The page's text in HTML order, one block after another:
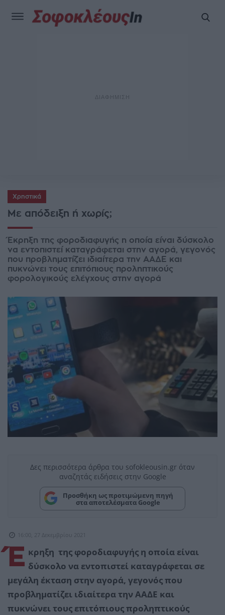
Χρηστικά
Με απόδειξη ή χωρίς;
Έκρηξη της φοροδιαφυγής η οποία είναι δύσκολο
να εντοπιστεί καταγράφεται στην αγορά, γεγονός
που προβληματίζει ιδιαίτερα την ΑΑΔΕ και
πυκνώνει τους επιτόπιους προληπτικούς
φορολογικούς ελέγχους στην αγορά
Δες περισσότερα άρθρα του sofokleousin.gr όταν
αναζητάς ειδήσεις στην Google
Προσθήκη ως προτιμώμενη πηγή
στα αποτελέσματα Google
16:00, 27 Δεκεμβρίου 2021
Έ κρηξη της φοροδιαφυγής η οποία είναι
δύσκολο να εντοπιστεί καταγράφεται σε
μεγάλη έκταση στην αγορά, γεγονός που
προβληματίζει ιδιαίτερα την ΑΑΔΕ και
πυκνώνει τους επιτόπιους προληπτικούς